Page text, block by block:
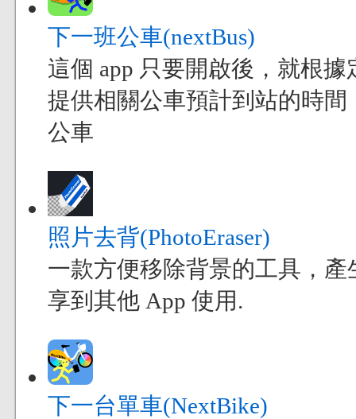
下一班公車(nextBus)
這個 app 只要開啟後，就根
提供相關公車預計到站的時
公車
照片去背(PhotoEraser)
一款方便移除背景的工具，
享到其他 App 使用.
下一台單車(NextBike)